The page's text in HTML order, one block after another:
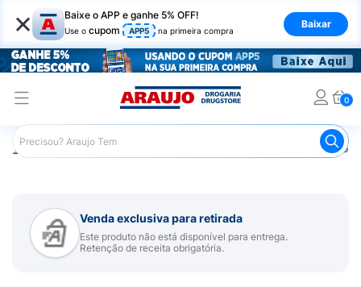
× Baixe o APP e ganhe 5% OFF!
Use o cupom APP5 na primeira compra
Baixar
0
Araujo Medicamentos Remédio para Sistema Nervoso
Venda exclusiva para retirada
Este produto não está disponível para entrega.
Retenção de receita obrigatória.